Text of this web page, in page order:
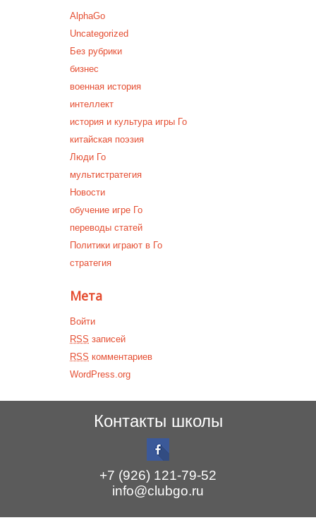
AlphaGo
Uncategorized
Без рубрики
бизнес
военная история
интеллект
история и культура игры Го
китайская поэзия
Люди Го
мультистратегия
Новости
обучение игре Го
переводы статей
Политики играют в Го
стратегия
Мета
Войти
RSS записей
RSS комментариев
WordPress.org
Контакты школы
+7 (926) 121-79-52
info@clubgo.ru